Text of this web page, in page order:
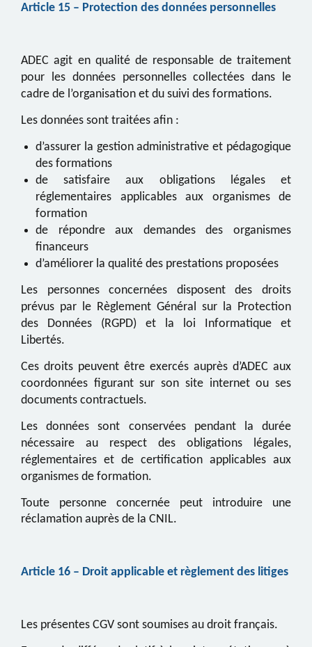
Article 15 – Protection des données personnelles
ADEC agit en qualité de responsable de traitement
pour les données personnelles collectées dans le
cadre de l’organisation et du suivi des formations.
Les données sont traitées afin :
d’assurer la gestion administrative et pédagogique
des formations
de satisfaire aux obligations légales et
réglementaires applicables aux organismes de
formation
de répondre aux demandes des organismes
financeurs
d’améliorer la qualité des prestations proposées
Les personnes concernées disposent des droits
prévus par le Règlement Général sur la Protection
des Données (RGPD) et la loi Informatique et
Libertés.
Ces droits peuvent être exercés auprès d’ADEC aux
coordonnées figurant sur son site internet ou ses
documents contractuels.
Les données sont conservées pendant la durée
nécessaire au respect des obligations légales,
réglementaires et de certification applicables aux
organismes de formation.
Toute personne concernée peut introduire une
réclamation auprès de la CNIL.
Article 16 – Droit applicable et règlement des litiges
Les présentes CGV sont soumises au droit français.